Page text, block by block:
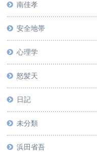
南佳孝
安全地帯
心理学
怒髪天
日記
未分類
浜田省吾